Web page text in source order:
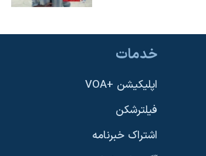
خدمات
اپلیکیشن +VOA
فیلترشکن
اشتراک خبرنامه